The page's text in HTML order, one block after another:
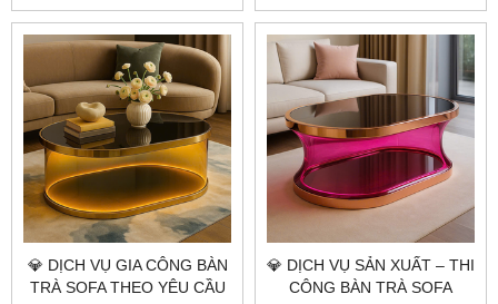
NỘI TPHCM |
CITYBUILDING
CITYBUILDING
💎​​​​​​​ DỊCH VỤ GIA CÔNG BÀN
TRÀ SOFA THEO YÊU CẦU
💎​​​​​​​ DỊCH VỤ SẢN XUẤT – THI
CÔNG BÀN TRÀ SOFA